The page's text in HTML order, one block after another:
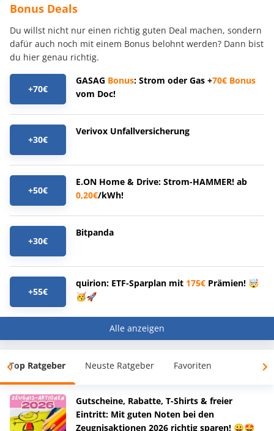
Bonus Deals
Du willst nicht nur einen richtig guten Deal machen, sondern
dafür auch noch mit einem Bonus belohnt werden? Dann bist
du hier genau richtig.
+70€
GASAG Bonus: Strom oder Gas +70€ Bonus
vom Doc!
+30€
Verivox Unfallversicherung
+50€
E.ON Home & Drive: Strom-HAMMER! ab
0,20€/kWh!
+30€
Bitpanda
+55€
quirion: ETF-Sparplan mit 175€ Prämien! 🤯
🥳🚀
Alle anzeigen
Top Ratgeber Neuste Ratgeber Favoriten
Gutscheine, Rabatte, T-Shirts & freier
Eintritt: Mit guten Noten bei den
Zeugnisaktionen 2026 richtig sparen! 😀🤩